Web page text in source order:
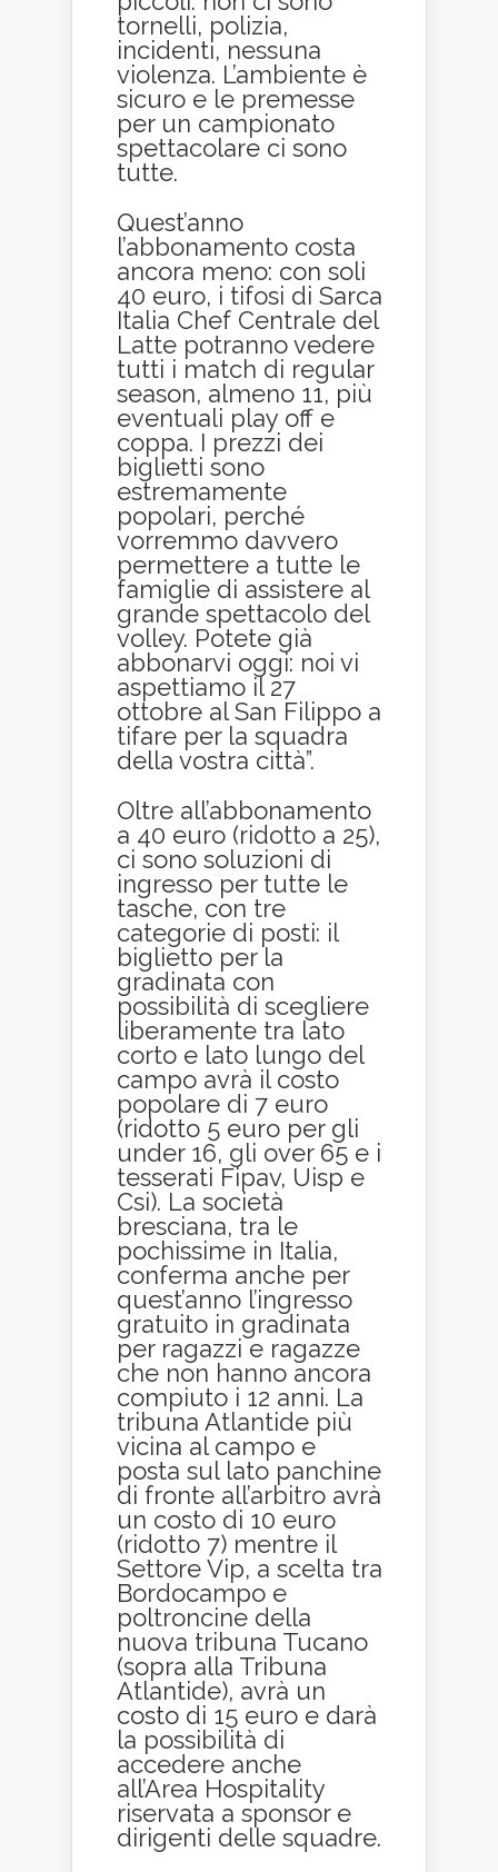
tornelli, polizia,
incidenti, nessuna
violenza. L’ambiente è
sicuro e le premesse
per un campionato
spettacolare ci sono
tutte.
Quest’anno
l’abbonamento costa
ancora meno: con soli
40 euro, i tifosi di Sarca
Italia Chef Centrale del
Latte potranno vedere
tutti i match di regular
season, almeno 11, più
eventuali play off e
coppa. I prezzi dei
biglietti sono
estremamente
popolari, perché
vorremmo davvero
permettere a tutte le
famiglie di assistere al
grande spettacolo del
volley. Potete già
abbonarvi oggi: noi vi
aspettiamo il 27
ottobre al San Filippo a
tifare per la squadra
della vostra città”.
Oltre all’abbonamento
a 40 euro (ridotto a 25),
ci sono soluzioni di
ingresso per tutte le
tasche, con tre
categorie di posti: il
biglietto per la
gradinata con
possibilità di scegliere
liberamente tra lato
corto e lato lungo del
campo avrà il costo
popolare di 7 euro
(ridotto 5 euro per gli
under 16, gli over 65 e i
tesserati Fipav, Uisp e
Csi). La società
bresciana, tra le
pochissime in Italia,
conferma anche per
quest’anno l’ingresso
gratuito in gradinata
per ragazzi e ragazze
che non hanno ancora
compiuto i 12 anni. La
tribuna Atlantide più
vicina al campo e
posta sul lato panchine
di fronte all’arbitro avrà
un costo di 10 euro
(ridotto 7) mentre il
Settore Vip, a scelta tra
Bordocampo e
poltroncine della
nuova tribuna Tucano
(sopra alla Tribuna
Atlantide), avrà un
costo di 15 euro e darà
la possibilità di
accedere anche
all’Area Hospitality
riservata a sponsor e
dirigenti delle squadre.